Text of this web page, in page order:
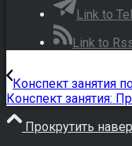
Link to
Link to
Конспект занятия
Конспект занятия:
Прокрутить